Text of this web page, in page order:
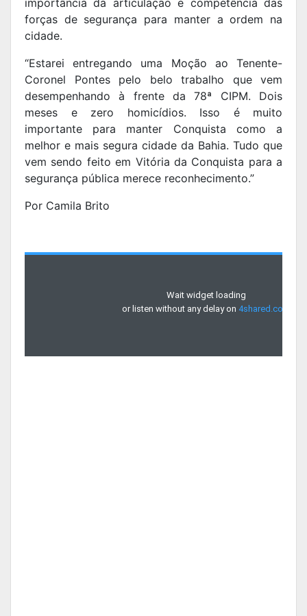
forças de segurança para manter a ordem na
cidade.
“Estarei entregando uma Moção ao Tenente-
Coronel Pontes pelo belo trabalho que vem
desempenhando à frente da 78ª CIPM. Dois
meses e zero homicídios. Isso é muito
importante para manter Conquista como a
melhor e mais segura cidade da Bahia. Tudo que
vem sendo feito em Vitória da Conquista para a
segurança pública merece reconhecimento.”
Por Camila Brito